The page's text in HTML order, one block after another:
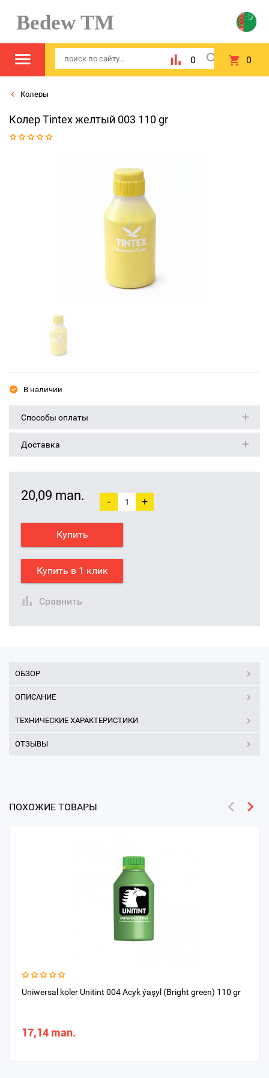
Bedew TM
0 0
Колеры
Колер Tintex желтый 003 110 gr
В наличии
Способы оплаты
Доставка
20,09 man. - +
Купить
Купить в 1 клик
Сравнить
ОБЗОР
ОПИСАНИЕ
ТЕХНИЧЕСКИЕ ХАРАКТЕРИСТИКИ
ОТЗЫВЫ
ПОХОЖИЕ ТОВАРЫ
Uniwersal koler Unitint 004 Acyk ýaşyl (Bright green) 110 gr
17,14 man.